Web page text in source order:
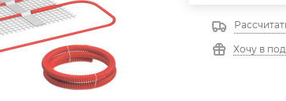
Хочу в